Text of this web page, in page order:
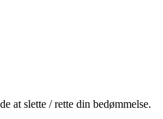
at slette / rette din bedømmelse.